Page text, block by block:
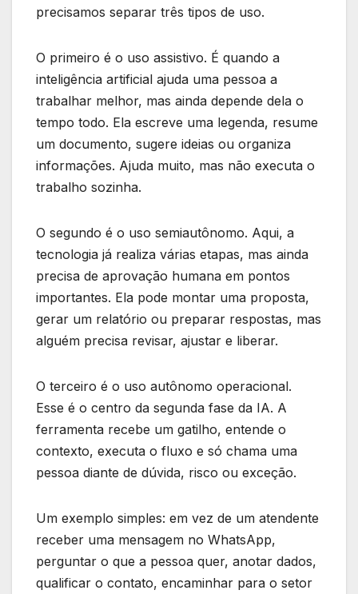
precisamos separar três tipos de uso.
O primeiro é o uso assistivo. É quando a
inteligência artificial ajuda uma pessoa a
trabalhar melhor, mas ainda depende dela o
tempo todo. Ela escreve uma legenda, resume
um documento, sugere ideias ou organiza
informações. Ajuda muito, mas não executa o
trabalho sozinha.
O segundo é o uso semiautônomo. Aqui, a
tecnologia já realiza várias etapas, mas ainda
precisa de aprovação humana em pontos
importantes. Ela pode montar uma proposta,
gerar um relatório ou preparar respostas, mas
alguém precisa revisar, ajustar e liberar.
O terceiro é o uso autônomo operacional.
Esse é o centro da segunda fase da IA. A
ferramenta recebe um gatilho, entende o
contexto, executa o fluxo e só chama uma
pessoa diante de dúvida, risco ou exceção.
Um exemplo simples: em vez de um atendente
receber uma mensagem no WhatsApp,
perguntar o que a pessoa quer, anotar dados,
qualificar o contato, encaminhar para o setor